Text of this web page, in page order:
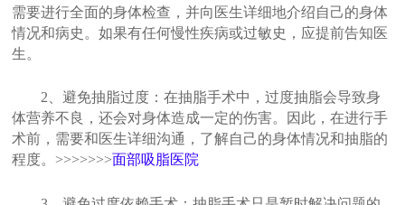
需要进行全面的身体检查，并向医生详细地介绍自己的身体
情况和病史。如果有任何慢性疾病或过敏史，应提前告知医
生。
2、避免抽脂过度：在抽脂手术中，过度抽脂会导致身
体营养不良，还会对身体造成一定的伤害。因此，在进行手
术前，需要和医生详细沟通，了解自己的身体情况和抽脂的
程度。>>>>>>>面部吸脂医院